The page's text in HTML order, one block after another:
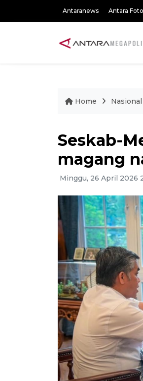
Antaranews Antara Foto
Home Nasional
Seskab-
magang
Minggu, 26 April 2026